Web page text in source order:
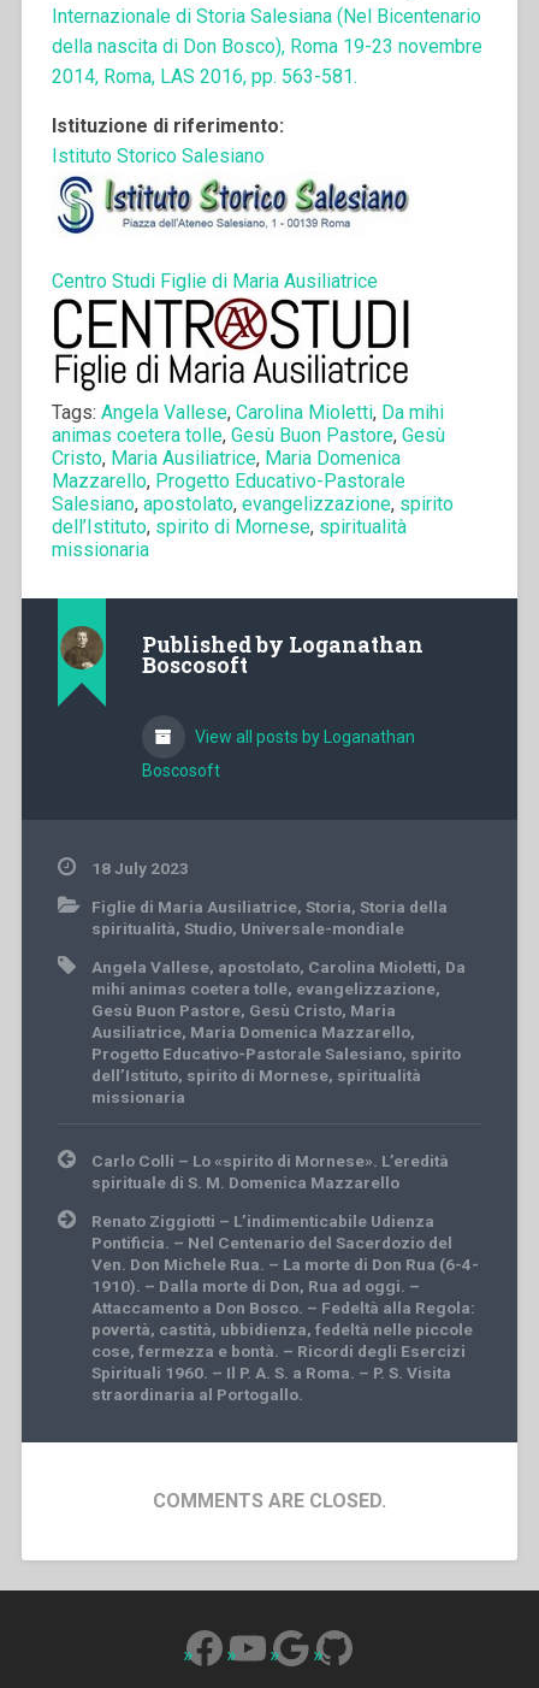
Internazionale di Storia Salesiana (Nel Bicentenario
della nascita di Don Bosco), Roma 19-23 novembre
2014, Roma, LAS 2016, pp. 563-581.
Istituzione di riferimento:
Istituto Storico Salesiano
Centro Studi Figlie di Maria Ausiliatrice
Tags: Angela Vallese, Carolina Mioletti, Da mihi
animas coetera tolle, Gesù Buon Pastore, Gesù
Cristo, Maria Ausiliatrice, Maria Domenica
Mazzarello, Progetto Educativo-Pastorale
Salesiano, apostolato, evangelizzazione, spirito
dell’Istituto, spirito di Mornese, spiritualità
missionaria
Published by Loganathan
Boscosoft
View all posts by Loganathan
Boscosoft
18 July 2023
Figlie di Maria Ausiliatrice, Storia, Storia della
spiritualità, Studio, Universale-mondiale
Angela Vallese, apostolato, Carolina Mioletti, Da
mihi animas coetera tolle, evangelizzazione,
Gesù Buon Pastore, Gesù Cristo, Maria
Ausiliatrice, Maria Domenica Mazzarello,
Progetto Educativo-Pastorale Salesiano, spirito
dell’Istituto, spirito di Mornese, spiritualità
missionaria
Post
navigation
Carlo Colli – Lo «spirito di Mornese». L’eredità
spirituale di S. M. Domenica Mazzarello
Renato Ziggiotti – L’indimenticabile Udienza
Pontificia. – Nel Centenario del Sacerdozio del
Ven. Don Michele Rua. – La morte di Don Rua (6-4-
1910). – Dalla morte di Don, Rua ad oggi. –
Attaccamento a Don Bosco. – Fedeltà alla Regola:
povertà, castità, ubbidienza, fedeltà nelle piccole
cose, fermezza e bontà. – Ricordi degli Esercizi
Spirituali 1960. – Il P. A. S. a Roma. – P. S. Visita
straordinaria al Portogallo.
COMMENTS ARE CLOSED.
Facebook
YouTube
Google
GitHub